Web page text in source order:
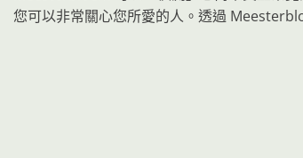
您可以非常關心您所愛的人。透過